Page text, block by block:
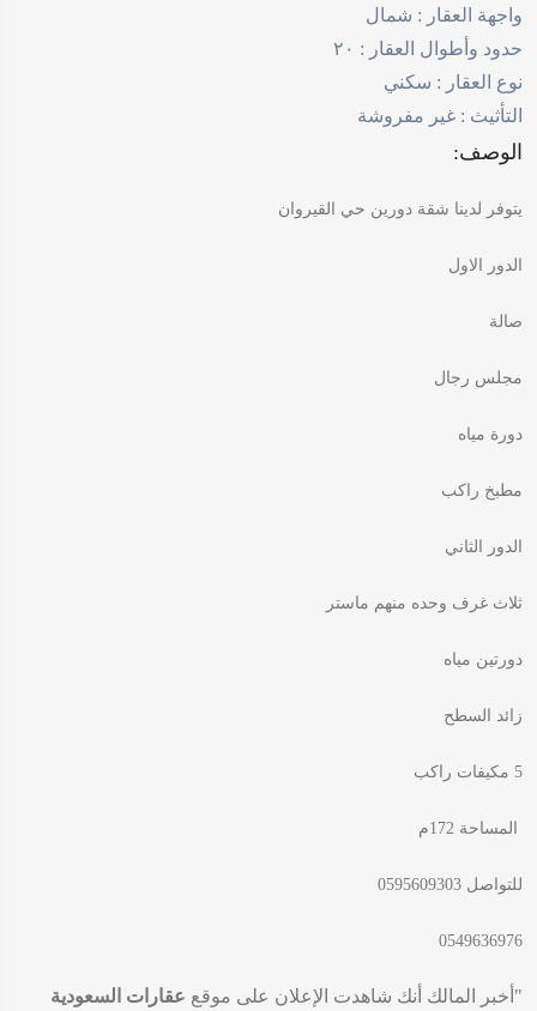
واجهة العقار : شمال
حدود وأطوال العقار : ٢٠
نوع العقار : سكني
التأثيث : غير مفروشة
الوصف:
يتوفر لدينا شقة دورين حي القيروان
الدور الاول
صالة
مجلس رجال
دورة مياه
مطبخ راكب
الدور الثاني
ثلاث غرف وحده منهم ماستر
دورتين مياه
زائد السطح
5 مكيفات راكب
المساحة 172م
للتواصل 0595609303
0549636976
"أخبر المالك أنك شاهدت الإعلان على موقع عقارات السعودية